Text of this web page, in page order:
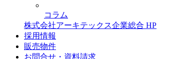
コラム
株式会社アーキテックス企業総合 HP
採用情報
販売物件
お問合せ・資料請求